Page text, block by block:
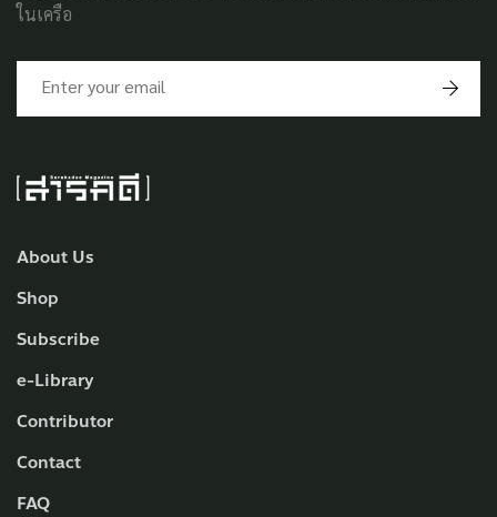
About Us
Shop
Subscribe
e-Library
Contributor
Contact
FAQ
ในเครือ